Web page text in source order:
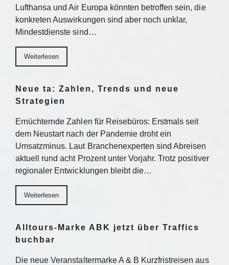
Lufthansa und Air Europa könnten betroffen sein, die
konkreten Auswirkungen sind aber noch unklar,
Mindestdienste sind…
Weiterlesen
Neue ta: Zahlen, Trends und neue
Strategien
Ernüchternde Zahlen für Reisebüros: Erstmals seit
dem Neustart nach der Pandemie droht ein
Umsatzminus. Laut Branchenexperten sind Abreisen
aktuell rund acht Prozent unter Vorjahr. Trotz positiver
regionaler Entwicklungen bleibt die…
Weiterlesen
Alltours-Marke ABK jetzt über Traffics
buchbar
Die neue Veranstaltermarke A & B Kurzfristreisen aus